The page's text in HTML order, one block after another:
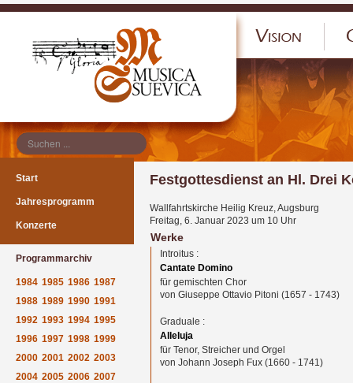
Start
Jahresprogramm
Konzerte
Programmarchiv
1984 1985 1986 1987
1988 1989 1990 1991
1992 1993 1994 1995
1996 1997 1998 1999
2000 2001 2002 2003
2004 2005 2006 2007
Festgottesdienst an Hl. Drei
Wallfahrtskirche Heilig Kreuz, Augsburg
Freitag, 6. Januar 2023 um 10 Uhr
Werke
Introitus :
Cantate Domino
für gemischten Chor
von Giuseppe Ottavio Pitoni (1657 - 1743)
Graduale :
Alleluja
für Tenor, Streicher und Orgel
von Johann Joseph Fux (1660 - 1741)